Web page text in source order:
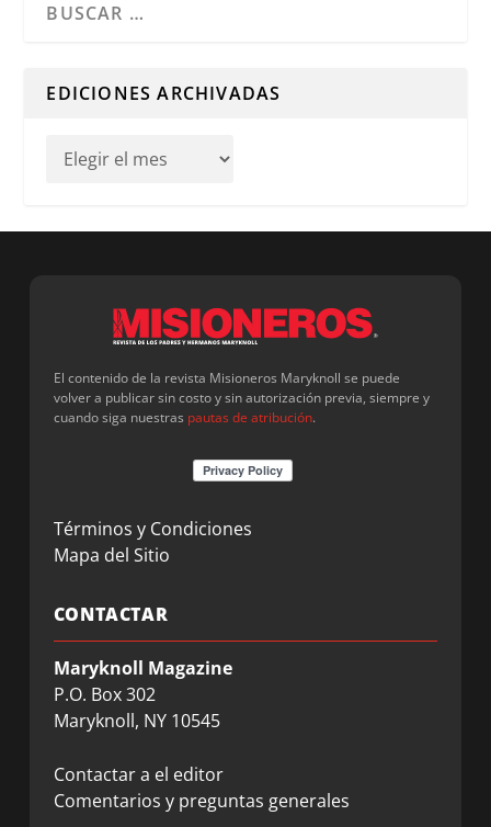
EDICIONES ARCHIVADAS
El contenido de la revista Misioneros Maryknoll se puede
volver a publicar sin costo y sin autorización previa, siempre y
cuando siga nuestras pautas de atribución.
Términos y Condiciones
Mapa del Sitio
CONTACTAR
Maryknoll Magazine
P.O. Box 302
Maryknoll, NY 10545
Contactar a el editor
Comentarios y preguntas generales